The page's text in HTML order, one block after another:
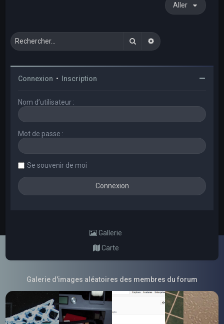
Aller
RechercherRecherche avancée
Connexion • Inscription
Nom d’utilisateur :
Mot de passe :
Se souvenir de moi
Gallerie
Carte
Galerie d'images aléatoires des membres du forum